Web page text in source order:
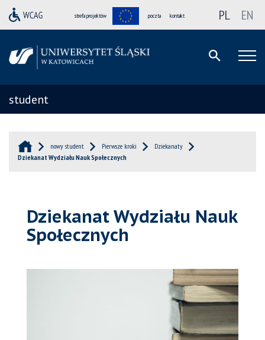
strefa projektów poczta kontakt PL EN
student
nowy student Pierwsze kroki
Dziekanaty
Dziekanat Wydziału Nauk Społecznych
Dziekanat Wydziału Nauk
Społecznych